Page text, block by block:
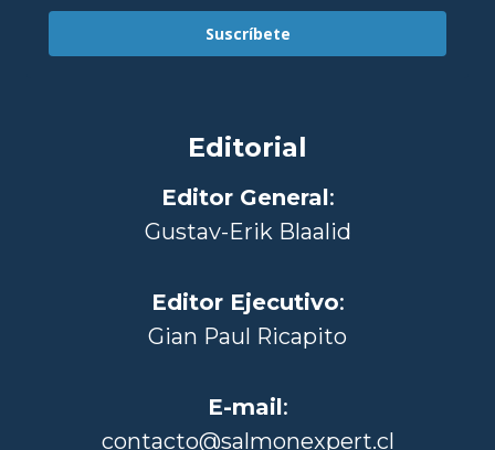
Suscríbete
Editorial
Editor General:
Gustav-Erik Blaalid
Editor Ejecutivo:
Gian Paul Ricapito
E-mail:
contacto@salmonexpert.cl